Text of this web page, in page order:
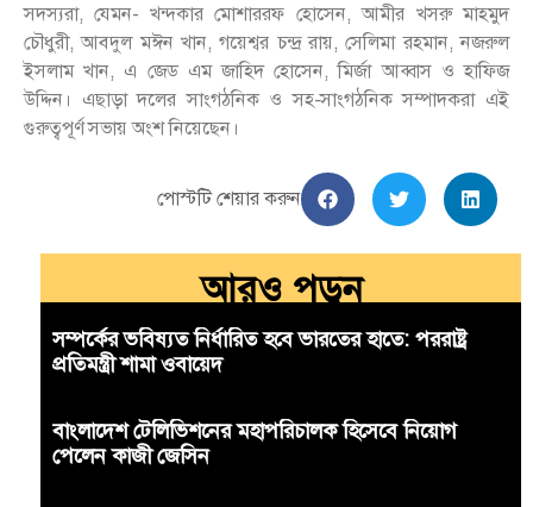
সদস্যরা, যেমন- খন্দকার মোশাররফ হোসেন, আমীর খসরু মাহমুদ
চৌধুরী, আবদুল মঈন খান, গয়েশ্বর চন্দ্র রায়, সেলিমা রহমান, নজরুল
ইসলাম খান, এ জেড এম জাহিদ হোসেন, মির্জা আব্বাস ও হাফিজ
উদ্দিন। এছাড়া দলের সাংগঠনিক ও সহ-সাংগঠনিক সম্পাদকরা এই
গুরুত্বপূর্ণ সভায় অংশ নিয়েছেন।
পোস্টটি শেয়ার করুন
আরও পড়ুন
সম্পর্কের ভবিষ্যত নির্ধারিত হবে ভারতের হাতে: পররাষ্ট্র
প্রতিমন্ত্রী শামা ওবায়েদ
বাংলাদেশ টেলিভিশনের মহাপরিচালক হিসেবে নিয়োগ
পেলেন কাজী জেসিন